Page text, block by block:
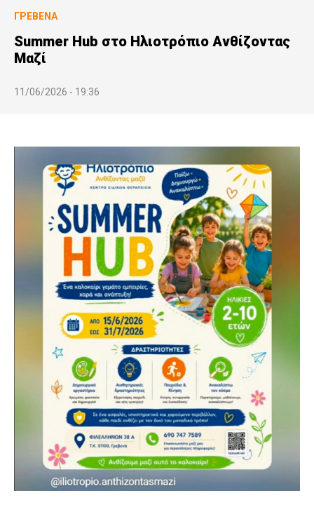
ΓΡΕΒΕΝΆ
Summer Hub στο Ηλιοτρόπιο Ανθίζοντας
Μαζί
11/06/2026 - 19:36